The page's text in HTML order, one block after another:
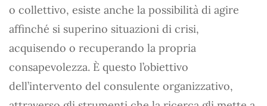
o collettivo, esiste anche la possibilità di agire
affinché si superino situazioni di crisi,
acquisendo o recuperando la propria
consapevolezza. È questo l’obiettivo
dell’intervento del consulente organizzativo,